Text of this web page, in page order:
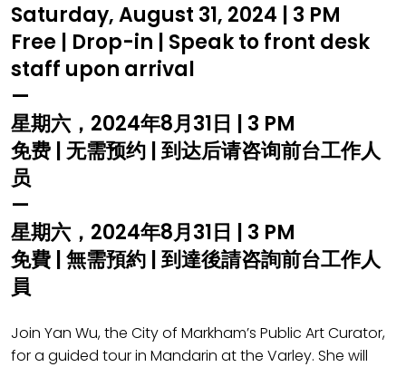
Saturday, August 31, 2024 | 3 PM
Free | Drop-in | Speak to front desk
staff upon arrival
—
星期六，2024年8月31日 | 3 PM
免费 | 无需预约 | 到达后请咨询前台工作人
员
—
星期六，2024年8月31日 | 3 PM
免費 | 無需預約 | 到達後請咨詢前台工作人
員
Join Yan Wu, the City of Markham’s Public Art Curator,
for a guided tour in Mandarin at the Varley. She will